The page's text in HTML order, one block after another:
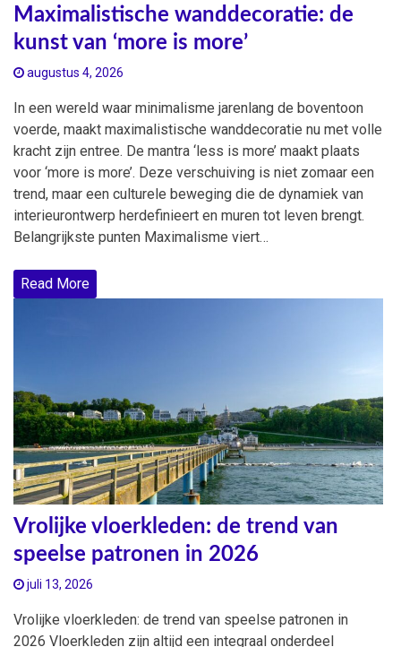
Maximalistische wanddecoratie: de
kunst van ‘more is more’
augustus 4, 2026
In een wereld waar minimalisme jarenlang de boventoon
voerde, maakt maximalistische wanddecoratie nu met volle
kracht zijn entree. De mantra ‘less is more’ maakt plaats
voor ‘more is more’. Deze verschuiving is niet zomaar een
trend, maar een culturele beweging die de dynamiek van
interieurontwerp herdefinieert en muren tot leven brengt.
Belangrijkste punten Maximalisme viert…
Read More
Vrolijke vloerkleden: de trend van
speelse patronen in 2026
juli 13, 2026
Vrolijke vloerkleden: de trend van speelse patronen in
2026 Vloerkleden zijn altijd een integraal onderdeel